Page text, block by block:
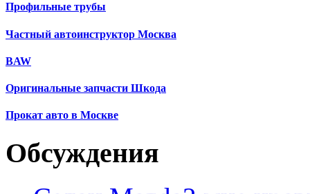
Профильные трубы
Частный автоинструктор Москва
BAW
Оригинальные запчасти Шкода
Прокат авто в Москве
Обсуждения